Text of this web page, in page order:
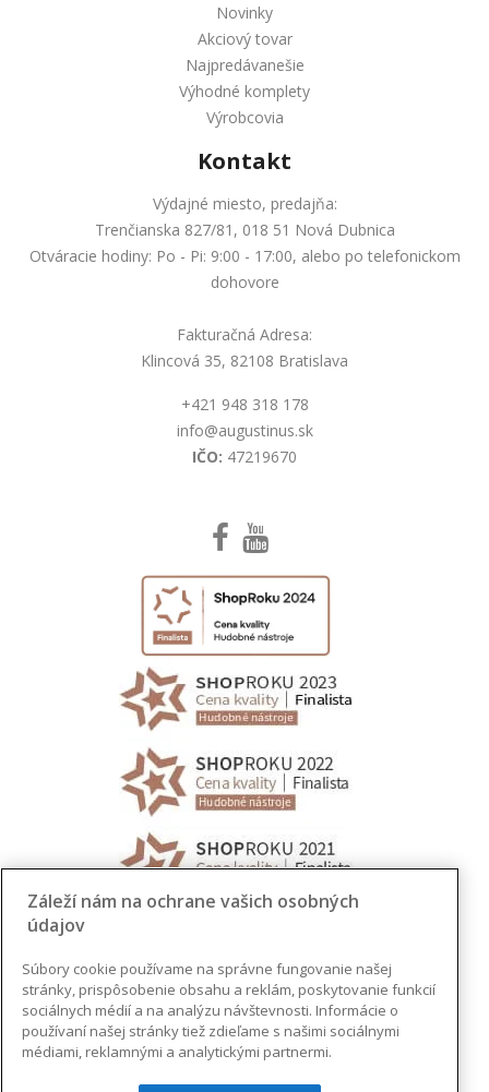
Novinky
Akciový tovar
Najpredávanešie
Výhodné komplety
Výrobcovia
Kontakt
Výdajné miesto, predajňa:
Trenčianska 827/81, 018 51 Nová Dubnica
Otváracie hodiny: Po - Pi: 9:00 - 17:00, alebo po telefonickom
dohovore
Fakturačná Adresa:
Klincová 35, 82108 Bratislava
+421 948 318 178
info@augustinus.sk
IČO: 47219670
Záleží nám na ochrane vašich osobných
údajov
Súbory cookie používame na správne fungovanie našej
stránky, prispôsobenie obsahu a reklám, poskytovanie funkcií
sociálnych médií a na analýzu návštevnosti. Informácie o
používaní našej stránky tiež zdieľame s našimi sociálnymi
médiami, reklamnými a analytickými partnermi.